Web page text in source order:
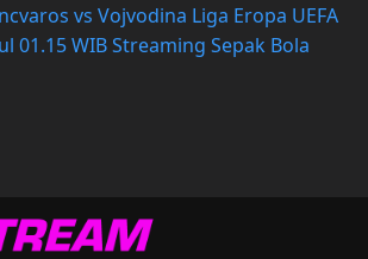
vs Vojvodina Liga Eropa UEFA
01.15 WIB Streaming Sepak Bola